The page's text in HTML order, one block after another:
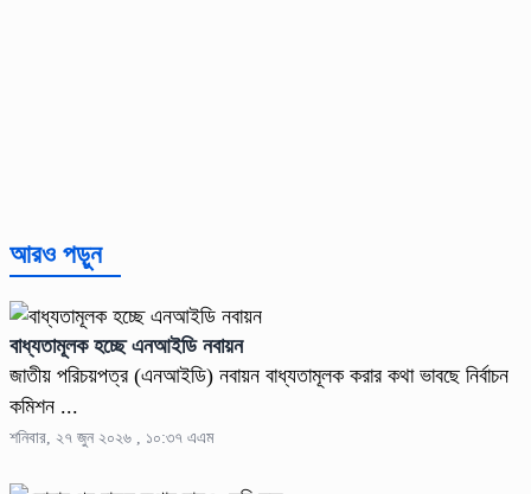
আরও পড়ুন
বাধ্যতামূলক হচ্ছে এনআইডি নবায়ন
জাতীয় পরিচয়পত্র (এনআইডি) নবায়ন বাধ্যতামূলক করার কথা ভাবছে নির্বাচন
কমিশন ...
শনিবার, ২৭ জুন ২০২৬ , ১০:৩৭ এএম